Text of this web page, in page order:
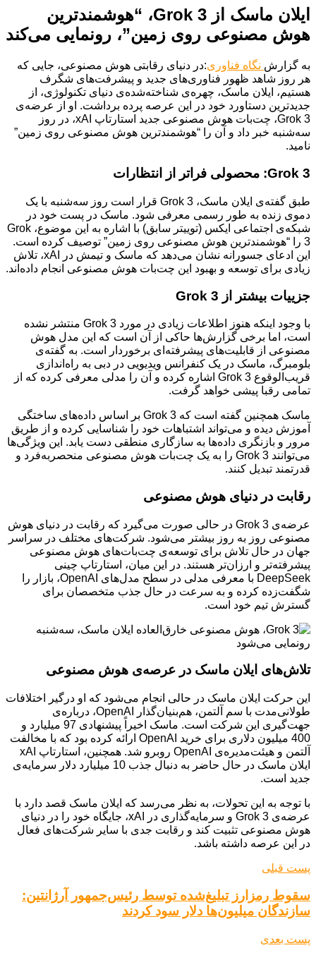
ایلان ماسک از Grok 3، “هوشمندترین
هوش مصنوعی روی زمین”، رونمایی می‌کند
به گزارش نگاه فناوری:در دنیای رقابتی هوش مصنوعی، جایی که
هر روز شاهد ظهور فناوری‌های جدید و پیشرفت‌های شگرف
هستیم، ایلان ماسک، چهره‌ی شناخته‌شده‌ی دنیای تکنولوژی، از
جدیدترین دستاورد خود در این عرصه پرده برداشت. او از عرضه‌ی
Grok 3، چت‌بات هوش مصنوعی جدید استارتاپ xAI، در روز
سه‌شنبه خبر داد و آن را “هوشمندترین هوش مصنوعی روی زمین”
نامید.
Grok 3: محصولی فراتر از انتظارات
طبق گفته‌ی ایلان ماسک، Grok 3 قرار است روز سه‌شنبه با یک
دموی زنده به طور رسمی معرفی شود. ماسک در پست خود در
شبکه‌ی اجتماعی ایکس (توییتر سابق) با اشاره به این موضوع، Grok
3 را “هوشمندترین هوش مصنوعی روی زمین” توصیف کرده است.
این ادعای جسورانه نشان می‌دهد که ماسک و تیمش در xAI، تلاش
زیادی برای توسعه و بهبود این چت‌بات هوش مصنوعی انجام داده‌اند.
جزییات بیشتر از Grok 3
با وجود اینکه هنوز اطلاعات زیادی در مورد Grok 3 منتشر نشده
است، اما برخی گزارش‌ها حاکی از آن است که این مدل هوش
مصنوعی از قابلیت‌های پیشرفته‌ای برخوردار است. به گفته‌ی
بلومبرگ، ماسک در یک کنفرانس ویدیویی در دبی به راه‌اندازی
قریب‌الوقوع Grok 3 اشاره کرده و آن را مدلی معرفی کرده که از
تمامی رقبا پیشی خواهد گرفت.
ماسک همچنین گفته است که Grok 3 بر اساس داده‌های ساختگی
آموزش دیده و می‌تواند اشتباهات خود را شناسایی کرده و از طریق
مرور و بازنگری داده‌ها به سازگاری منطقی دست یابد. این ویژگی‌ها
می‌توانند Grok 3 را به یک چت‌بات هوش مصنوعی منحصربه‌فرد و
قدرتمند تبدیل کنند.
رقابت در دنیای هوش مصنوعی
عرضه‌ی Grok 3 در حالی صورت می‌گیرد که رقابت در دنیای هوش
مصنوعی روز به روز بیشتر می‌شود. شرکت‌های مختلف در سراسر
جهان در حال تلاش برای توسعه‌ی چت‌بات‌های هوش مصنوعی
پیشرفته‌تر و ارزان‌تر هستند. در این میان، استارتاپ چینی
DeepSeek با معرفی مدلی در سطح مدل‌های OpenAI، بازار را
شگفت‌زده کرده و به سرعت در حال جذب متخصصان برای
گسترش تیم خود است.
تلاش‌های ایلان ماسک در عرصه‌ی هوش مصنوعی
این حرکت ایلان ماسک در حالی انجام می‌شود که او درگیر اختلافات
طولانی‌مدت با سم آلتمن، هم‌بنیان‌گذار OpenAI، درباره‌ی
جهت‌گیری این شرکت است. ماسک اخیراً پیشنهادی 97 میلیارد و
400 میلیون دلاری برای خرید OpenAI ارائه کرده بود که با مخالفت
آلتمن و هیئت‌مدیره‌ی OpenAI روبرو شد. همچنین، استارتاپ xAI
ایلان ماسک در حال حاضر به دنبال جذب 10 میلیارد دلار سرمایه‌ی
جدید است.
با توجه به این تحولات، به نظر می‌رسد که ایلان ماسک قصد دارد با
عرضه‌ی Grok 3 و سرمایه‌گذاری در xAI، جایگاه خود را در دنیای
هوش مصنوعی تثبیت کند و رقابت جدی با سایر شرکت‌های فعال
در این عرصه داشته باشد.
پست قبلی
سقوط رمزارز تبلیغ‌شده توسط رئیس‌جمهور آرژانتین:
سازندگان میلیون‌ها دلار سود کردند
پست بعدی